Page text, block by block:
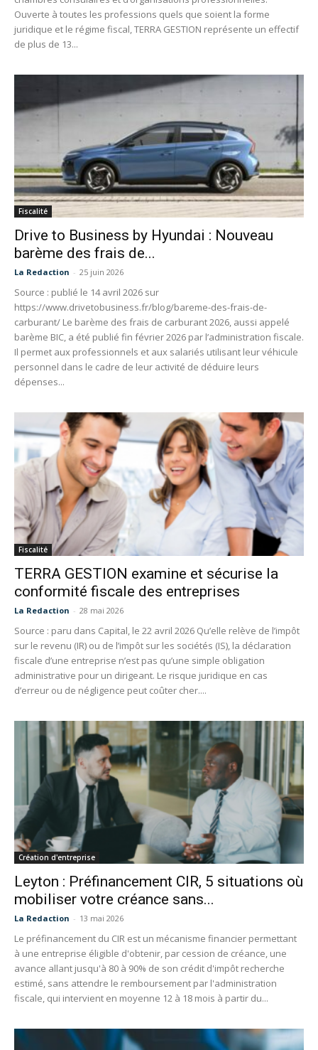
Ouverte à toutes les professions quels que soient la forme
juridique et le régime fiscal, TERRA GESTION représente un effectif
de plus de 13...
Fiscalité
Drive to Business by Hyundai : Nouveau
barème des frais de...
La Redaction - 25 juin 2026
Source : publié le 14 avril 2026 sur
https://www.drivetobusiness.fr/blog/bareme-des-frais-de-
carburant/ Le barème des frais de carburant 2026, aussi appelé
barème BIC, a été publié fin février 2026 par l’administration fiscale.
Il permet aux professionnels et aux salariés utilisant leur véhicule
personnel dans le cadre de leur activité de déduire leurs
dépenses...
Fiscalité
TERRA GESTION examine et sécurise la
conformité fiscale des entreprises
La Redaction - 28 mai 2026
Source : paru dans Capital, le 22 avril 2026 Qu’elle relève de l’impôt
sur le revenu (IR) ou de l’impôt sur les sociétés (IS), la déclaration
fiscale d’une entreprise n’est pas qu’une simple obligation
administrative pour un dirigeant. Le risque juridique en cas
d’erreur ou de négligence peut coûter cher....
Création d'entreprise
Leyton : Préfinancement CIR, 5 situations où
mobiliser votre créance sans...
La Redaction - 13 mai 2026
Le préfinancement du CIR est un mécanisme financier permettant
à une entreprise éligible d'obtenir, par cession de créance, une
avance allant jusqu'à 80 à 90% de son crédit d'impôt recherche
estimé, sans attendre le remboursement par l'administration
fiscale, qui intervient en moyenne 12 à 18 mois à partir du...